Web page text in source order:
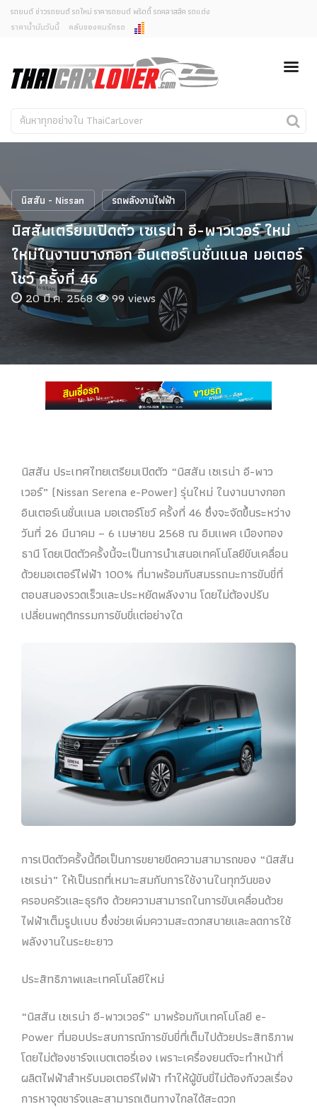
ยกเลิกการแจ้งเตือน
คุณต้องการยกเลิกการแจ้งเตือนข่าวสารเมื่อมีการอัพเดต
ใช่หรือไม่?
ไม่
รถยนต์ ข่าวรถยนต์ รถใหม่ ราคารถยนต์ พริตตี้ รถคลาสสิค รถแต่ง
ราคาน้ำมันวันนี้
คลับของคนรักรถ
รถใหม่
คนรักรถ
รถแต่ง
พริตตี้
งานแสดงรถ
Car In The Movie
สเปคราคา รถยนต์
นิสสัน - Nissan รถพลังงานไฟฟ้า
นิสสันเตรียมเปิดตัว เซเรน่า อี-พาวเวอร์ ใหม่
ใหม่ในงานบางกอก อินเตอร์เนชั่นแนล มอเตอร์
โชว์ ครั้งที่ 46
20 มี.ค. 2568 99 views
นิสสัน ประเทศไทยเตรียมเปิดตัว “นิสสัน เซเรน่า อี-พาว
เวอร์” (Nissan Serena e-Power) รุ่นใหม่ ในงานบางกอก
อินเตอร์เนชั่นแนล มอเตอร์โชว์ ครั้งที่ 46 ซึ่งจะจัดขึ้นระหว่าง
วันที่ 26 มีนาคม – 6 เมษายน 2568 ณ อิมแพค เมืองทอง
ธานี โดยเปิดตัวครั้งนี้จะเป็นการนำเสนอเทคโนโลยีขับเคลื่อน
ด้วยมอเตอร์ไฟฟ้า 100% ที่มาพร้อมกับสมรรถนะการขับขี่ที่
ตอบสนองรวดเร็วและประหยัดพลังงาน โดยไม่ต้องปรับ
เปลี่ยนพฤติกรรมการขับขี่แต่อย่างใด
การเปิดตัวครั้งนี้ถือเป็นการขยายขีดความสามารถของ “นิสสัน
เซเรน่า” ให้เป็นรถที่เหมาะสมกับการใช้งานในทุกวันของ
ครอบครัวและธุรกิจ ด้วยความสามารถในการขับเคลื่อนด้วย
ไฟฟ้าเต็มรูปแบบ ซึ่งช่วยเพิ่มความสะดวกสบายและลดการใช้
พลังงานในระยะยาว
ประสิทธิภาพและเทคโนโลยีใหม่
“นิสสัน เซเรน่า อี-พาวเวอร์” มาพร้อมกับเทคโนโลยี e-
Power ที่มอบประสบการณ์การขับขี่ที่เต็มไปด้วยประสิทธิภาพ
โดยไม่ต้องชาร์จแบตเตอรี่เอง เพราะเครื่องยนต์จะทำหน้าที่
ผลิตไฟฟ้าสำหรับมอเตอร์ไฟฟ้า ทำให้ผู้ขับขี่ไม่ต้องกังวลเรื่อง
การหาจุดชาร์จและสามารถเดินทางไกลได้สะดวก